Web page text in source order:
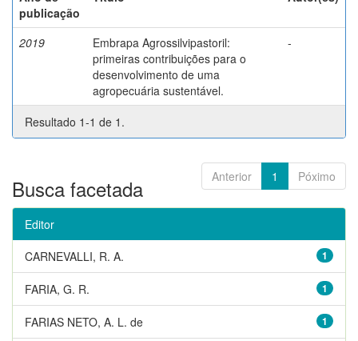
publicação
2019
Embrapa Agrossilvipastoril:
primeiras contribuições para o
desenvolvimento de uma
agropecuária sustentável.
-
Resultado 1-1 de 1.
Anterior 1 Póximo
Busca facetada
Editor
1
CARNEVALLI, R. A.
1
FARIA, G. R.
1
FARIAS NETO, A. L. de